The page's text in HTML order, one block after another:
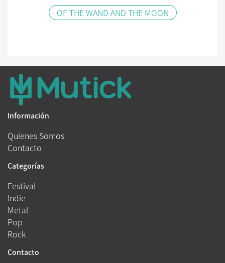
OF THE WAND AND THE MOON
Información
Quienes Somos
Contacto
Categorías
Festival
Indie
Metal
Pop
Rock
Contacto